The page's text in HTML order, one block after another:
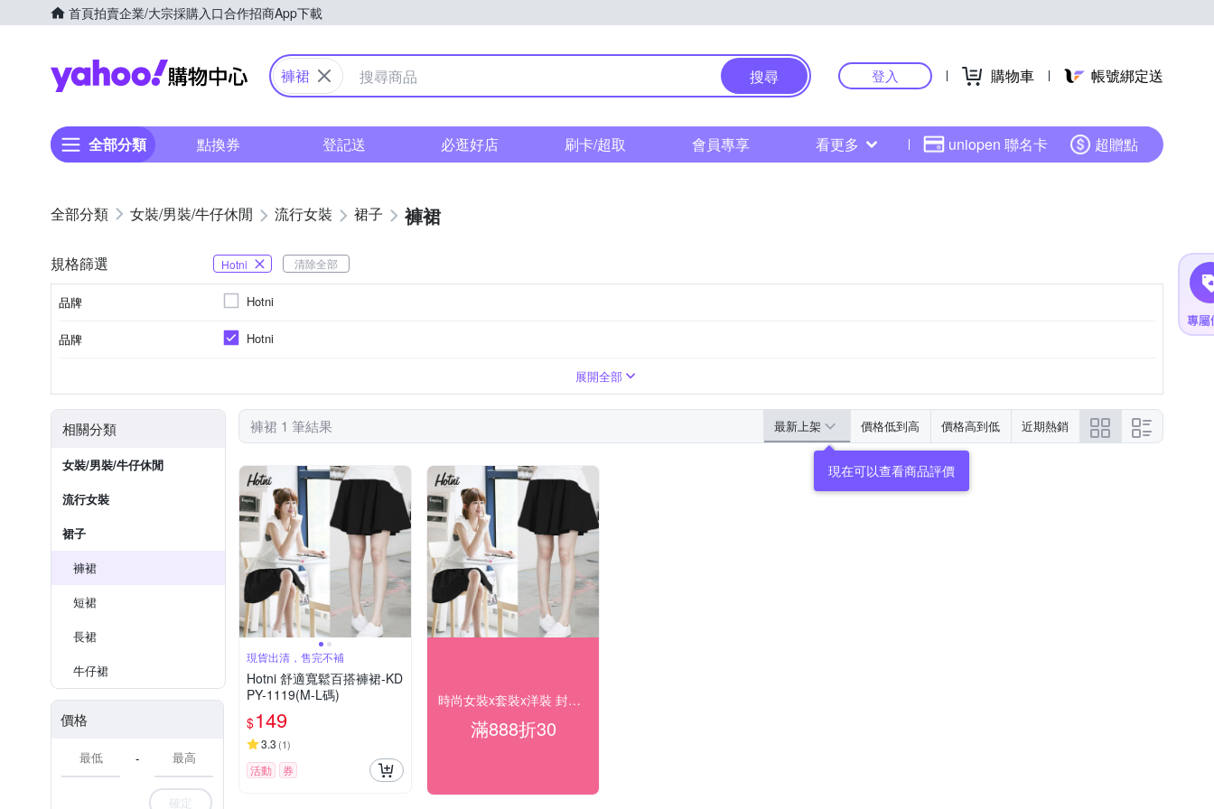
首頁拍賣企業/大宗採購入口合作招商App下載
Yahoo購物中心
褲裙 搜尋 登入 購物車 帳號綁定送
全部分類 點換券 登記送 必逛好店 刷卡/超取 會員專享 看更多 uniopen 聯名卡 超贈點
女裝/男裝/牛仔休閒 流行女裝 裙子 褲裙
規格篩選 Hotni 清除全部
品牌 Hotni
品牌 Hotni
展開全部
相關分類
女裝/男裝/牛仔休閒
流行女裝
裙子
褲裙
短裙
長裙
牛仔裙
價格
-
確定
褲裙 1 筆結果 最新上架 價格低到高 價格高到低 近期熱銷
現在可以查看商品評價
現貨出清，售完不補
Hotni 舒適寬鬆百搭褲裙-KD
PY-1119(M-L碼)
$149
3.3 (1)
活動 券
時尚女裝x套裝x洋裝 封館出清1折up
滿888折30